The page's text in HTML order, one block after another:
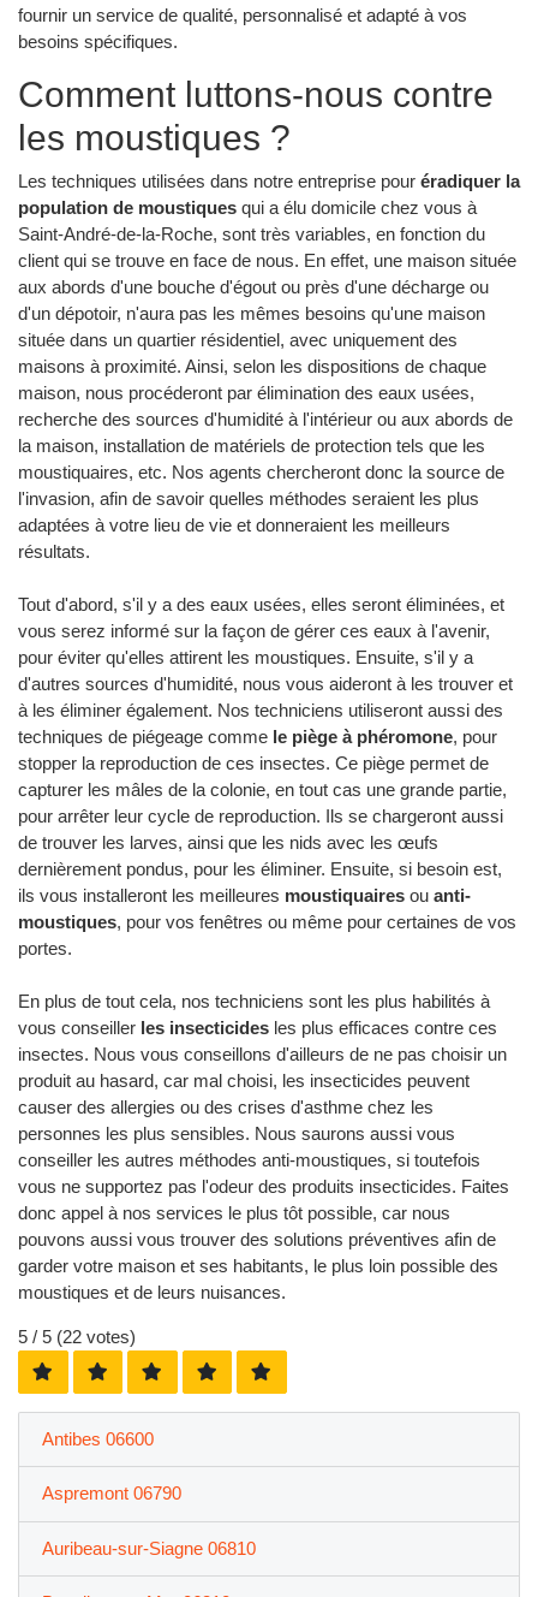
fournir un service de qualité, personnalisé et adapté à vos
besoins spécifiques.
Comment luttons-nous contre
les moustiques ?
Les techniques utilisées dans notre entreprise pour éradiquer la
population de moustiques qui a élu domicile chez vous à
Saint-André-de-la-Roche, sont très variables, en fonction du
client qui se trouve en face de nous. En effet, une maison située
aux abords d'une bouche d'égout ou près d'une décharge ou
d'un dépotoir, n'aura pas les mêmes besoins qu'une maison
située dans un quartier résidentiel, avec uniquement des
maisons à proximité. Ainsi, selon les dispositions de chaque
maison, nous procéderont par élimination des eaux usées,
recherche des sources d'humidité à l'intérieur ou aux abords de
la maison, installation de matériels de protection tels que les
moustiquaires, etc. Nos agents chercheront donc la source de
l'invasion, afin de savoir quelles méthodes seraient les plus
adaptées à votre lieu de vie et donneraient les meilleurs
résultats.
Tout d'abord, s'il y a des eaux usées, elles seront éliminées, et
vous serez informé sur la façon de gérer ces eaux à l'avenir,
pour éviter qu'elles attirent les moustiques. Ensuite, s'il y a
d'autres sources d'humidité, nous vous aideront à les trouver et
à les éliminer également. Nos techniciens utiliseront aussi des
techniques de piégeage comme le piège à phéromone, pour
stopper la reproduction de ces insectes. Ce piège permet de
capturer les mâles de la colonie, en tout cas une grande partie,
pour arrêter leur cycle de reproduction. Ils se chargeront aussi
de trouver les larves, ainsi que les nids avec les œufs
dernièrement pondus, pour les éliminer. Ensuite, si besoin est,
ils vous installeront les meilleures moustiquaires ou anti-
moustiques, pour vos fenêtres ou même pour certaines de vos
portes.
En plus de tout cela, nos techniciens sont les plus habilités à
vous conseiller les insecticides les plus efficaces contre ces
insectes. Nous vous conseillons d'ailleurs de ne pas choisir un
produit au hasard, car mal choisi, les insecticides peuvent
causer des allergies ou des crises d'asthme chez les
personnes les plus sensibles. Nous saurons aussi vous
conseiller les autres méthodes anti-moustiques, si toutefois
vous ne supportez pas l'odeur des produits insecticides. Faites
donc appel à nos services le plus tôt possible, car nous
pouvons aussi vous trouver des solutions préventives afin de
garder votre maison et ses habitants, le plus loin possible des
moustiques et de leurs nuisances.
5 / 5 (22 votes)
Antibes 06600
Aspremont 06790
Auribeau-sur-Siagne 06810